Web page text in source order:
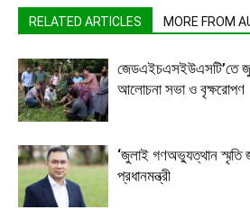
RELATED ARTICLES MORE FROM
জেডএইচএসইউএসটি’তে
আলোচনা সভা ও বৃক্ষরোপণ
‘জুলাই গণঅভ্যুত্থান স্মৃতি
প্রধানমন্ত্রী